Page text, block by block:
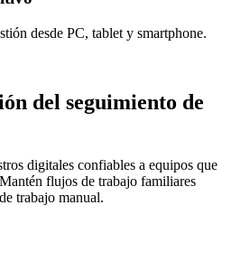
desde PC, tablet y smartphone.
del seguimiento de
digitales confiables a equipos que
flujos de trabajo familiares
trabajo manual.